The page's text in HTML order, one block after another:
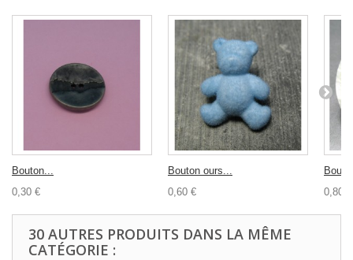
Bouton...
0,30 €
Bouton ours...
0,60 €
0,80 €
30 AUTRES PRODUITS DANS LA MÊME
CATÉGORIE :